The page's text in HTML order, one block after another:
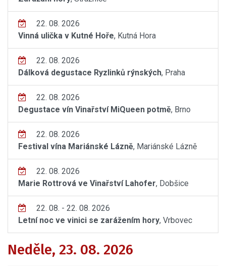
22. 08. 2026
Vinná ulička v Kutné Hoře, Kutná Hora
22. 08. 2026
Dálková degustace Ryzlinků rýnských, Praha
22. 08. 2026
Degustace vín Vinařství MiQueen potmě, Brno
22. 08. 2026
Festival vína Mariánské Lázně, Mariánské Lázně
22. 08. 2026
Marie Rottrová ve Vinařství Lahofer, Dobšice
22. 08. - 22. 08. 2026
Letní noc ve vinici se zarážením hory, Vrbovec
Neděle, 23. 08. 2026